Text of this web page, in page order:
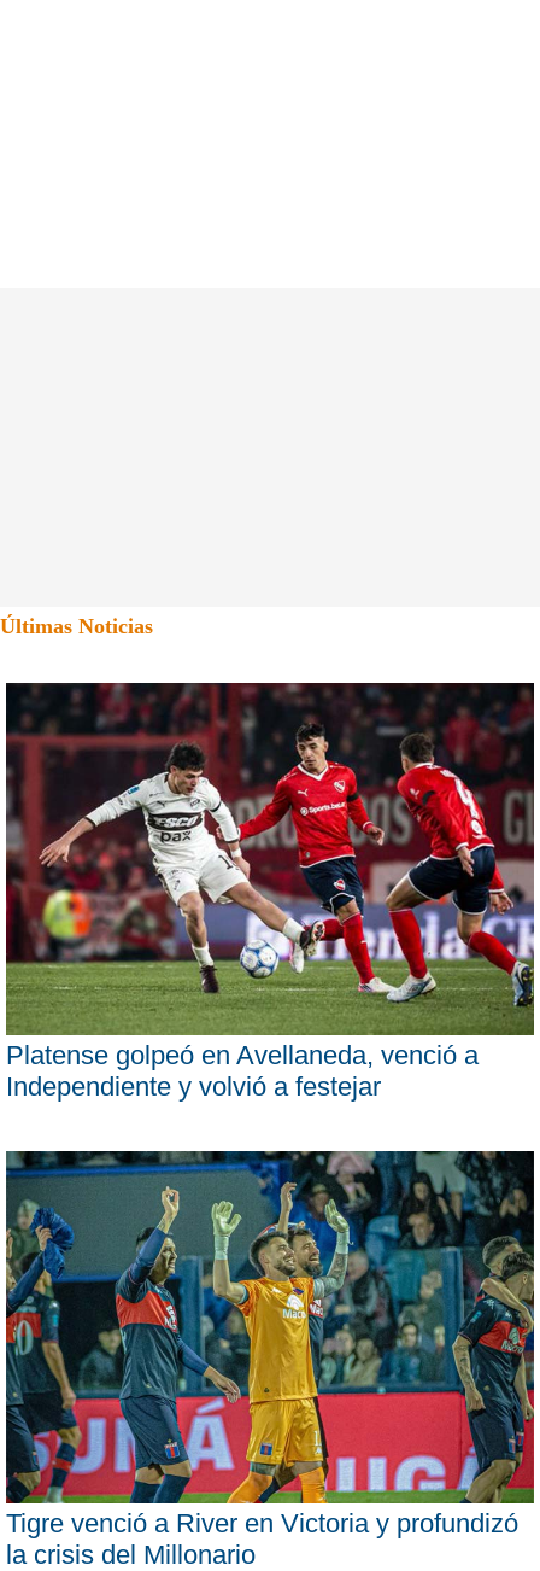
Últimas Noticias
Platense golpeó en Avellaneda, venció a
Independiente y volvió a festejar
Tigre venció a River en Victoria y profundizó
la crisis del Millonario